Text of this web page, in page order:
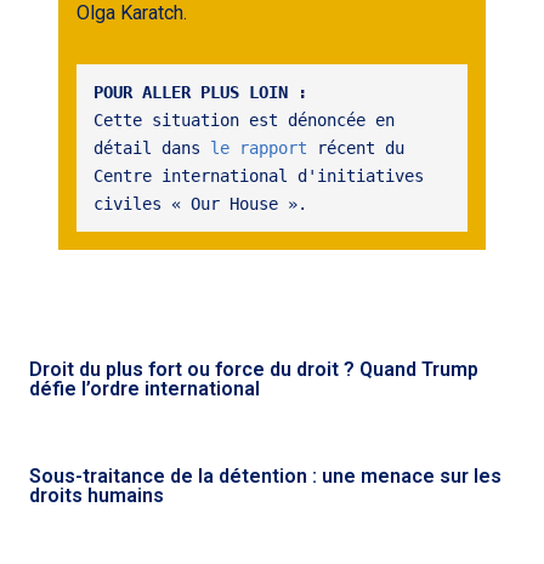
Olga Karatch.
POUR ALLER PLUS LOIN :
Cette situation est dénoncée en
détail dans le rapport récent du
Centre international d'initiatives
civiles « Our House ».
Droit du plus fort ou force du droit ? Quand Trump
défie l’ordre international
Sous-traitance de la détention : une menace sur les
droits humains